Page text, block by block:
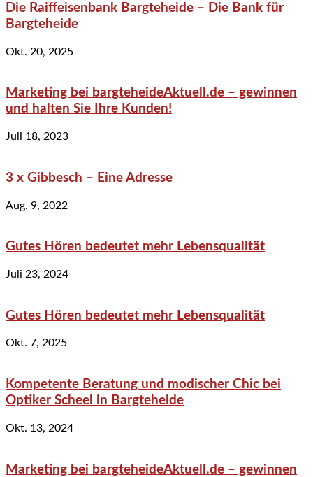
Die Raiffeisenbank Bargteheide – Die Bank für
Bargteheide
Okt. 20, 2025
Marketing bei bargteheideAktuell.de – gewinnen
und halten Sie Ihre Kunden!
Juli 18, 2023
3 x Gibbesch – Eine Adresse
Aug. 9, 2022
Gutes Hören bedeutet mehr Lebensqualität
Juli 23, 2024
Gutes Hören bedeutet mehr Lebensqualität
Okt. 7, 2025
Kompetente Beratung und modischer Chic bei
Optiker Scheel in Bargteheide
Okt. 13, 2024
Marketing bei bargteheideAktuell.de – gewinnen